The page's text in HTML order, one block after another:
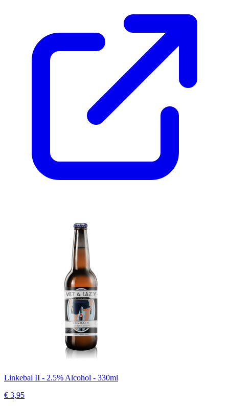
Linkebal II - 2.5% Alcohol - 330ml
€ 3,95